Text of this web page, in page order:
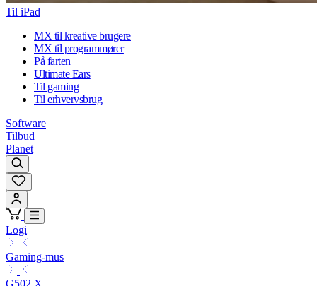
Til iPad
MX til kreative brugere
MX til programmører
På farten
Ultimate Ears
Til gaming
Til erhvervsbrug
Software
Tilbud
Planet
Logi
Gaming-mus